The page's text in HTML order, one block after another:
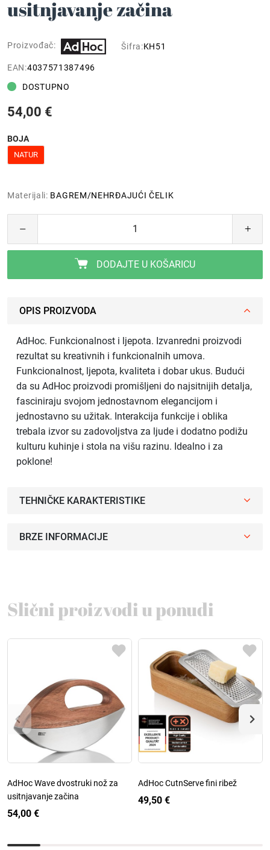
usitnjavanje začina
Proizvođač: Šifra:KH51
EAN:4037571387496
DOSTUPNO
54,00 €
BOJA
NATUR
Materijali: BAGREM/NEHRĐAJUĆI ČELIK
DODAJTE U KOŠARICU
OPIS PROIZVODA
AdHoc. Funkcionalnost i ljepota. Izvanredni proizvodi
rezultat su kreativnih i funkcionalnih umova.
Funkcionalnost, ljepota, kvaliteta i dobar ukus. Budući
da su AdHoc proizvodi promišljeni do najsitnijih detalja,
fasciniraju svojom jednostavnom elegancijom i
jednostavno su užitak. Interakcija funkcije i oblika
trebala izvor su zadovoljstva za ljude i dodatno podižu
kulturu kuhinje i stola na višu razinu. Idealno i za
poklone!
TEHNIČKE KARAKTERISTIKE
BRZE INFORMACIJE
Slični proizvodi u ponudi
AdHoc Wave dvostruki nož za
usitnjavanje začina
54,00 €
AdHoc CutnServe fini ribež
49,50 €